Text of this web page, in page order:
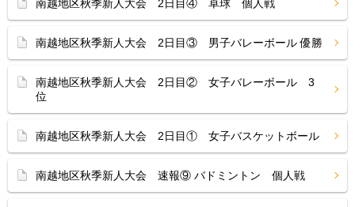
南越地区秋季新人大会 2日目④ 卓球 個人戦
南越地区秋季新人大会 2日目③ 男子バレーボール 優勝
南越地区秋季新人大会 2日目② 女子バレーボール 3
位
南越地区秋季新人大会 2日目① 女子バスケットボール
南越地区秋季新人大会 速報⑨ バドミントン 個人戦